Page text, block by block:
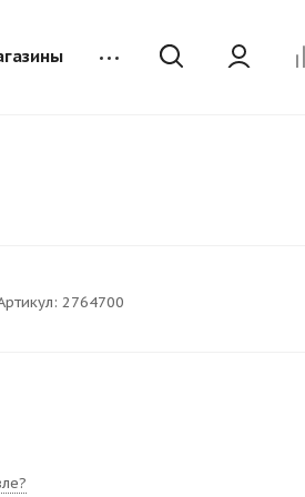
2764700